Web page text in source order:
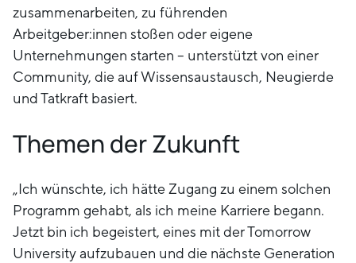
zusammenarbeiten, zu führenden
Arbeitgeber:innen stoßen oder eigene
Unternehmungen starten – unterstützt von einer
Community, die auf Wissensaustausch, Neugierde
und Tatkraft basiert.
Themen der Zukunft
„Ich wünschte, ich hätte Zugang zu einem solchen
Programm gehabt, als ich meine Karriere begann.
Jetzt bin ich begeistert, eines mit der Tomorrow
University aufzubauen und die nächste Generation